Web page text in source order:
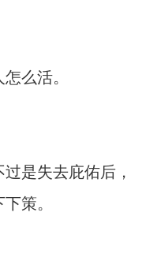
么活。
是失去庇佑后，
策。